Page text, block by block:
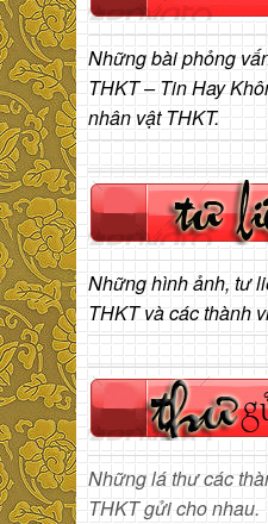
Những bài phỏng
THKT – Tin Hay
nhân vật THKT.
Những hình ảnh, tư
THKT và các thành
Những lá thư các
THKT gửi cho nhau.